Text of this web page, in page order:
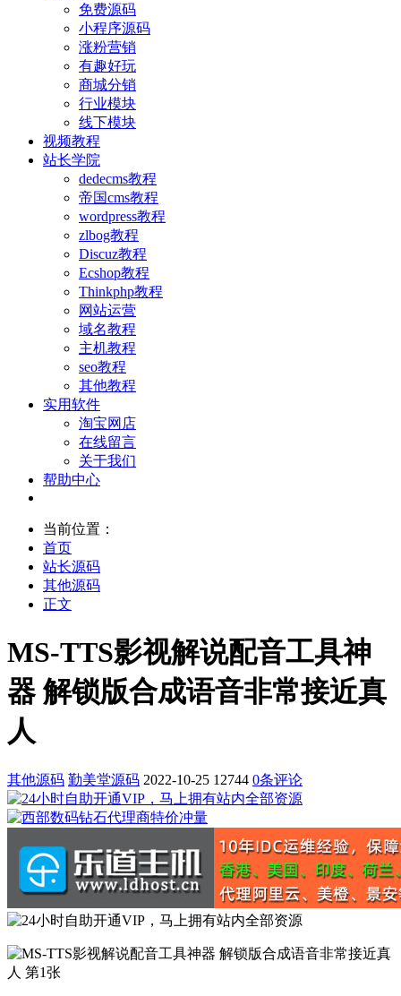
免费源码
小程序源码
涨粉营销
有趣好玩
商城分销
行业模块
线下模块
视频教程
站长学院
dedecms教程
帝国cms教程
wordpress教程
zlbog教程
Discuz教程
Ecshop教程
Thinkphp教程
网站运营
域名教程
主机教程
seo教程
其他教程
实用软件
淘宝网店
在线留言
关于我们
帮助中心
当前位置：
首页
站长源码
其他源码
正文
MS-TTS影视解说配音工具神
器 解锁版合成语音非常接近真
人
其他源码 勤美堂源码 2022-10-25 12744 0条评论